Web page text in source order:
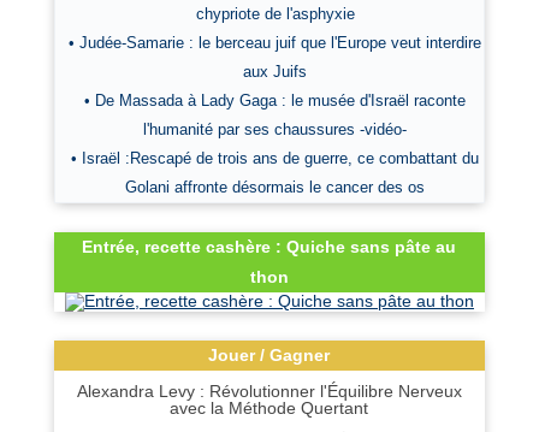
chypriote de l'asphyxie
• Judée-Samarie : le berceau juif que l'Europe veut interdire
aux Juifs
• De Massada à Lady Gaga : le musée d'Israël raconte
l'humanité par ses chaussures -vidéo-
• Israël :Rescapé de trois ans de guerre, ce combattant du
Golani affronte désormais le cancer des os
Entrée, recette cashère : Quiche sans pâte au
thon
Jouer / Gagner
Alexandra Levy : Révolutionner l'Équilibre Nerveux
avec la Méthode Quertant